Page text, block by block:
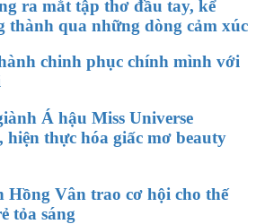
ra mắt tập thơ đầu tay, kể
thành qua những dòng cảm xúc
chinh phục chính mình với
Á hậu Miss Universe
hiện thực hóa giấc mơ beauty
Hồng Vân trao cơ hội cho thế
tỏa sáng